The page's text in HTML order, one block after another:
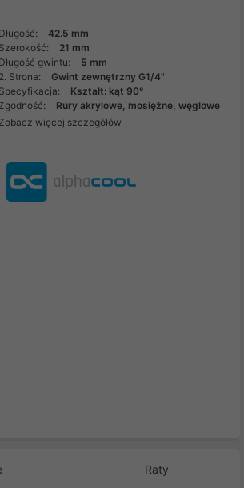
Długość:
42.5 mm
Szerokość:
21 mm
Długość gwintu:
5 mm
2. Strona:
Gwint zewnętrzny G1/4"
Specyfikacja:
Kształt: kąt 90°
Zgodność:
Rury akrylowe, mosiężne, węglowe
Zobacz więcej szczegółów
Raty